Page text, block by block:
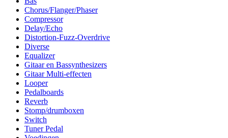
Chorus/Flanger/Phaser
Compressor
Delay/Echo
Distortion-Fuzz-Overdrive
Diverse
Equalizer
Gitaar en Bassynthesizers
Gitaar Multi-effecten
Looper
Pedalboards
Reverb
Stomp/drumboxen
Switch
Tuner Pedal